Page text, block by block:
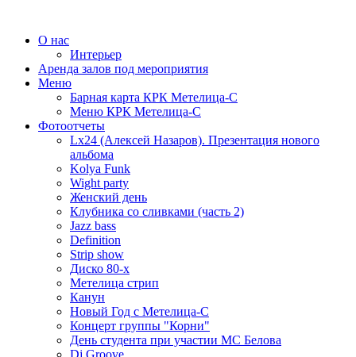
О нас
Интерьер
Аренда залов под мероприятия
Меню
Барная карта КРК Метелица-С
Меню КРК Метелица-С
Фотоотчеты
Lx24 (Алексей Назаров). Презентация нового
альбома
Kolya Funk
Wight party
Женский день
Клубника со сливками (часть 2)
Jazz bass
Definition
Strip show
Диско 80-х
Метелица стрип
Канун
Новый Год с Метелица-С
Концерт группы "Корни"
День студента при участии МС Белова
Dj Groove